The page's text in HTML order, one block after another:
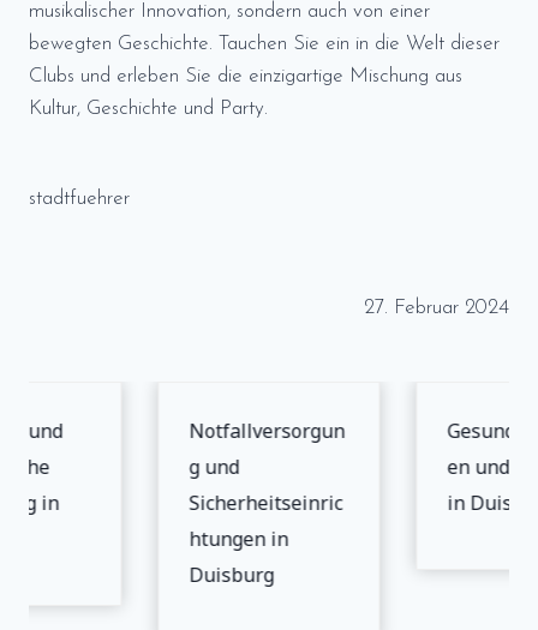
musikalischer Innovation, sondern auch von einer
bewegten Geschichte. Tauchen Sie ein in die Welt dieser
Clubs und erleben Sie die einzigartige Mischung aus
Kultur, Geschichte und Party.
stadtfuehrer
27. Februar 2024
und
in
Notfallversorgun
g und
Sicherheitseinric
htungen in
Duisburg
en und
in